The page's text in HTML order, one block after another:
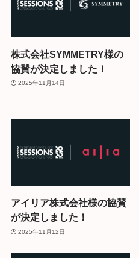
株式会社SYMMETRY様の
協賛が決定しました！
2025年11月14日
アイリア株式会社様の協賛
が決定しました！
2025年11月12日